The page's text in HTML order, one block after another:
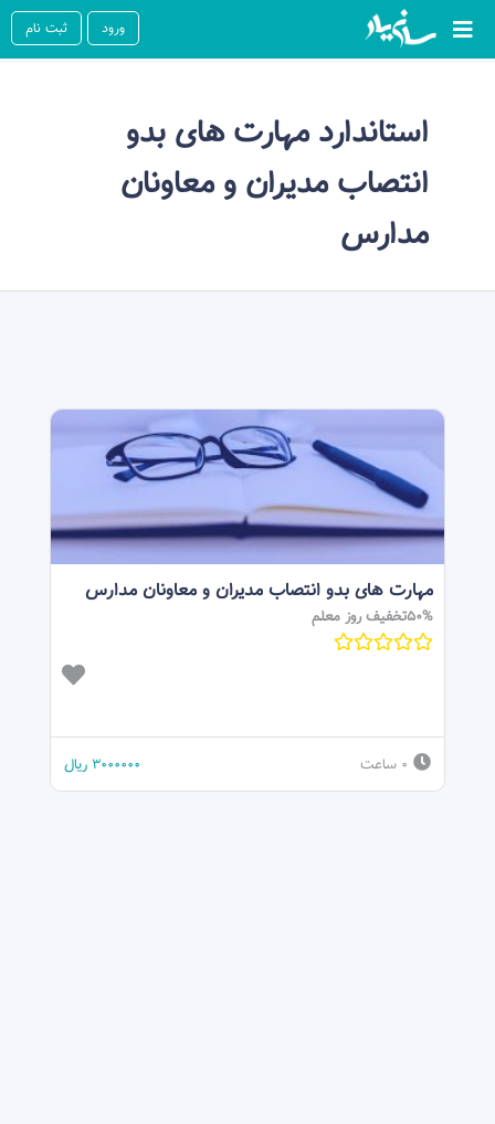
ورود ثبت نام
استاندارد مهارت های بدو
انتصاب مدیران و معاونان
مدارس
مهارت های بدو انتصاب مدیران و معاونان مدارس
50%تخفیف روز معلم
0 ساعت 3000000 ریال